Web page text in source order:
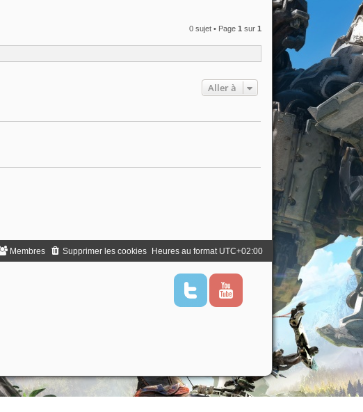
0 sujet • Page 1 sur 1
Aller à
Heures au format UTC+02:00
Supprimer les cookies
Membres
T
i
Y
u